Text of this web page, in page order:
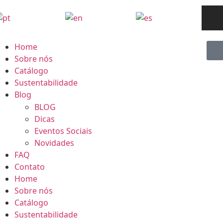
Home
Sobre nós
Catálogo
Sustentabilidade
Blog
BLOG
Dicas
Eventos Sociais
Novidades
FAQ
Contato
Home
Sobre nós
Catálogo
Sustentabilidade